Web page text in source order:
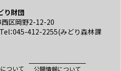
り財団
区岡野2-12-20
：045-412-2255(みどり森林課
ついて 公開情報について